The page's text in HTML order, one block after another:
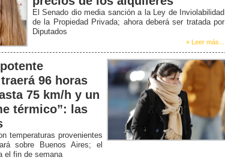
El Senado dio media sanción a la Ley de Inviolabilidad
de la Propiedad Privada; ahora deberá ser tratada por
Diputados
» Leer más...
96 horas
75 km/h y un
térmico”: las
temperaturas provenientes
sobre Buenos Aires; el
el fin de semana